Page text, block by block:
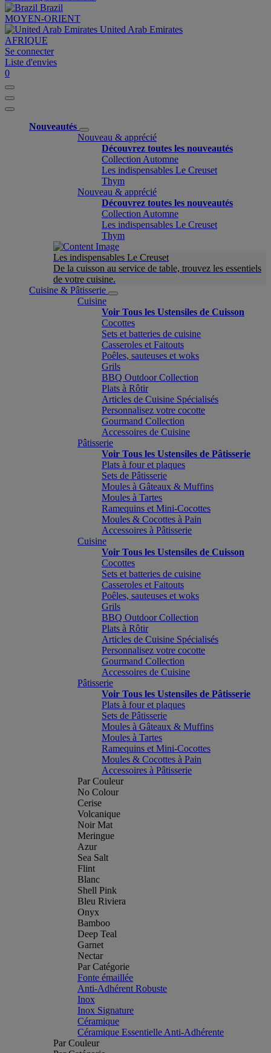
Brazil
MOYEN-ORIENT
United Arab Emirates
AFRIQUE
Se connecter
Liste d'envies
0
Nouveautés
Nouveau & apprécié
Découvrez toutes les nouveautés
Collection Automne
Les indispensables Le Creuset
Thym
Nouveau & apprécié
Découvrez toutes les nouveautés
Collection Automne
Les indispensables Le Creuset
Thym
Les indispensables Le Creuset
De la cuisson au service de table, trouvez les essentiels
de votre cuisine.
Cuisine & Pâtisserie
Cuisine
Voir Tous les Ustensiles de Cuisson
Cocottes
Sets et batteries de cuisine
Casseroles et Faitouts
Poêles, sauteuses et woks
Grils
BBQ Outdoor Collection
Plats à Rôtir
Articles de Cuisine Spécialisés
Personnalisez votre cocotte
Gourmand Collection
Accessoires de Cuisine
Pâtisserie
Voir Tous les Ustensiles de Pâtisserie
Plats à four et plaques
Sets de Pâtisserie
Moules à Gâteaux & Muffins
Moules à Tartes
Ramequins et Mini-Cocottes
Moules & Cocottes à Pain
Accessoires à Pâtisserie
Cuisine
Voir Tous les Ustensiles de Cuisson
Cocottes
Sets et batteries de cuisine
Casseroles et Faitouts
Poêles, sauteuses et woks
Grils
BBQ Outdoor Collection
Plats à Rôtir
Articles de Cuisine Spécialisés
Personnalisez votre cocotte
Gourmand Collection
Accessoires de Cuisine
Pâtisserie
Voir Tous les Ustensiles de Pâtisserie
Plats à four et plaques
Sets de Pâtisserie
Moules à Gâteaux & Muffins
Moules à Tartes
Ramequins et Mini-Cocottes
Moules & Cocottes à Pain
Accessoires à Pâtisserie
Par Couleur
No Colour
Cerise
Volcanique
Noir Mat
Meringue
Azur
Sea Salt
Flint
Blanc
Shell Pink
Bleu Riviera
Onyx
Bamboo
Deep Teal
Garnet
Nectar
Par Catégorie
Fonte émaillée
Anti-Adhérent Robuste
Inox
Inox Signature
Céramique
Céramique Essentielle Anti-Adhérente
Par Couleur